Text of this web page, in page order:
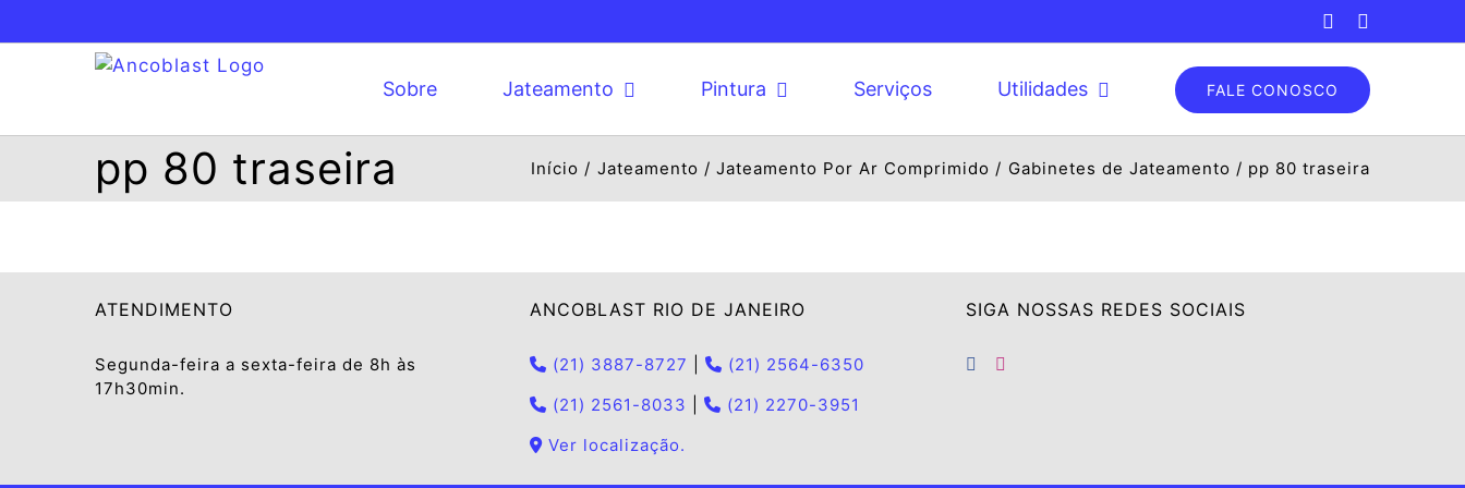
para
Facebook
Sobre Jateamento Pintura Serviços Utilidades FALE CONOSCO
pp 80 traseira Início Jateamento Jateamento Por Ar Comprimido Gabinetes de Jateamento pp 80 traseira
ATENDIMENTO
Segunda-feira a sexta-feira de 8h às
17h30min.
ANCOBLAST RIO DE JANEIRO
(21) 3887-8727 |
(21) 2564-6350
(21) 2561-8033
|
(21) 2270-3951
Ver localização.
SIGA NOSSAS REDES SOCIAIS